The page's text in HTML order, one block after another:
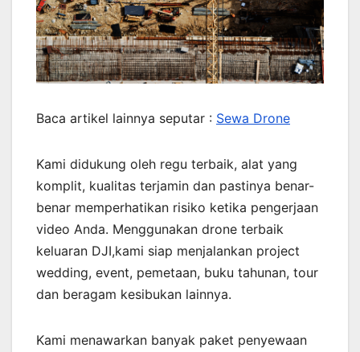
Baca artikel lainnya seputar : Sewa Drone
Kami didukung oleh regu terbaik, alat yang
komplit, kualitas terjamin dan pastinya benar-
benar memperhatikan risiko ketika pengerjaan
video Anda. Menggunakan drone terbaik
keluaran DJI,kami siap menjalankan project
wedding, event, pemetaan, buku tahunan, tour
dan beragam kesibukan lainnya.
Kami menawarkan banyak paket penyewaan